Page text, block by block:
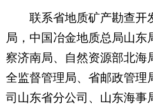
联系省地质矿产勘查开
局，中国冶金地质总局山东
察济南局、自然资源部北海
全监督管理局、省邮政管理
司山东省分公司、山东海事